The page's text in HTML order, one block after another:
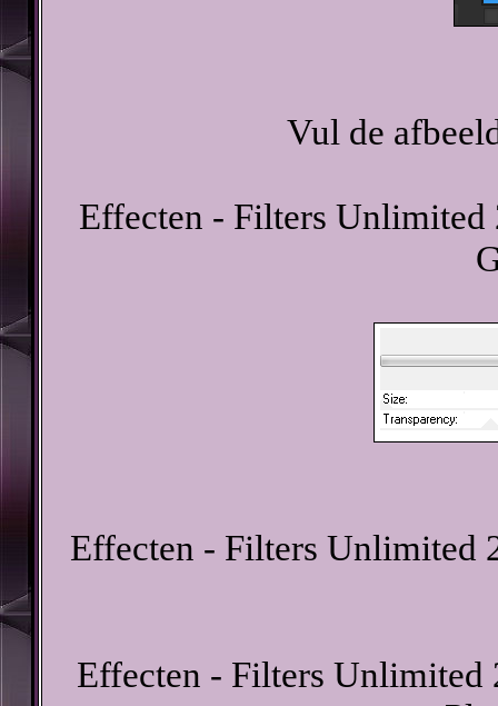
Vul de
Effecten - Filters
Effecten - Filters Unlimited
Effecten - Filters Unlimited